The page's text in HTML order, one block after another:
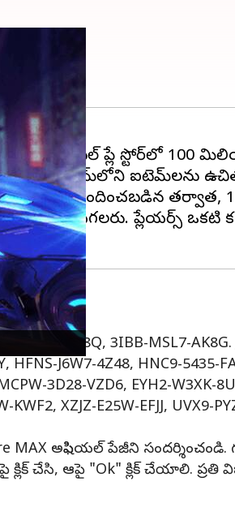
ఈమధ్యే గూగుల్ ప్లే స్టోర్‌లో 100
దీనివల్ల గేమ్‌లోని ఐటెమ్‌లను
రూపొందించబడిన తర్వాత,
ప్లేయర్స్ ఒకటి కంటే
CT8Q, 3IBB-MSL7-
J6W7-4Z48, HNC9-5435-
3D28-VZD6, EYH2-W3XK-
XZJZ-E25W-EFJJ, UVX9-
అఫిషియల్ పేజీని సందర్శించండి.
చేసి, ఆపై "Ok" క్లిక్ చేయాలి.